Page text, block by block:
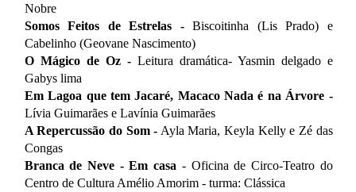
Nobre
Somos Feitos de Estrelas -Biscoitinha (Lis Prado) e
Cabelinho (Geovane Nascimento)
O Mágico de Oz -Leitura dramática- Yasmin delgado e
Gabys lima
Em Lagoa que tem Jacaré, Macaco Nada é na Árvore -
Lívia Guimarães e Lavínia Guimarães
A Repercussão do Som - Ayla Maria, Keyla Kelly e Zé das
Congas
Branca de Neve - Em casa - Oficina de Circo-Teatro do
Centro de Cultura Amélio Amorim - turma: Clássica